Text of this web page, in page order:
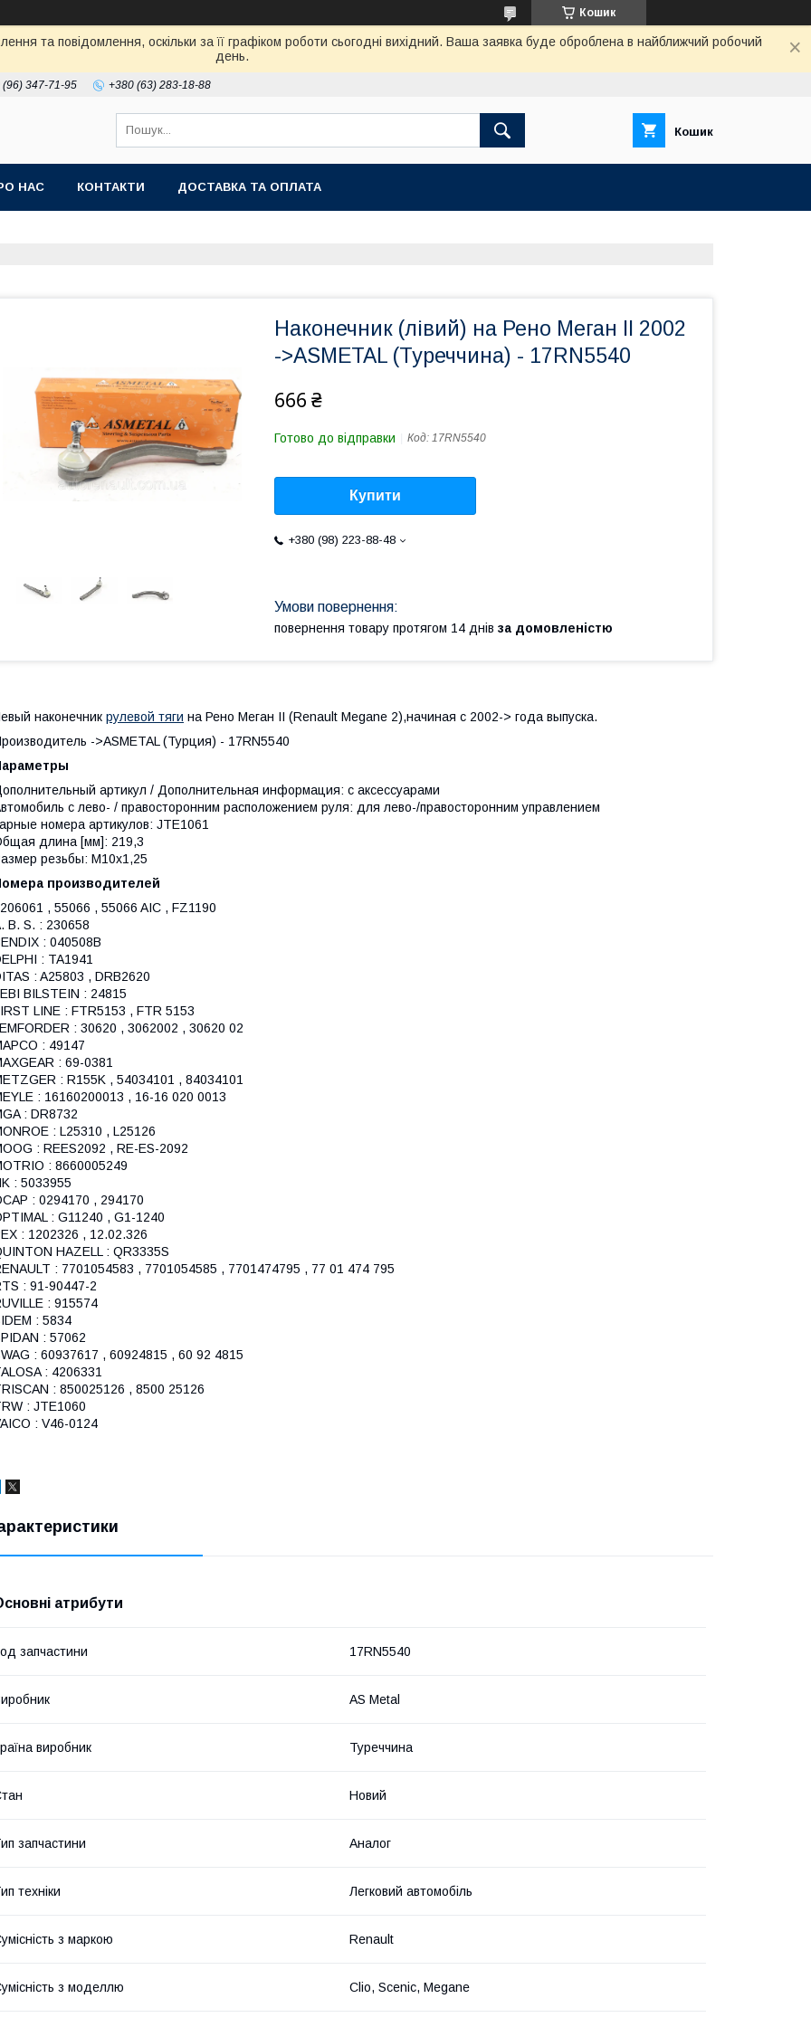
Кошик
та повідомлення, оскільки за її графіком роботи сьогодні вихідний. Ваша заявка буде оброблена в найближчий робочий
день.
(96) 347-71-95 +380 (63) 283-18-88
Кошик
НАС КОНТАКТИ ДОСТАВКА ТА ОПЛАТА
Наконечник (лівий) на Рено Меган II 2002
->ASMETAL (Туреччина) - 17RN5540
666 ₴
Готово до відправки Код: 17RN5540
Купити
+380 (98) 223-88-48
повернення товару протягом 14 днів за домовленістю
наконечник рулевой тяги на Рено Меган II (Renault Megane 2),начиная с 2002-> года выпуска.
->ASMETAL (Турция) - 17RN5540
артикул / Дополнительная информация: с аксессуарами
с лево- / правосторонним расположением руля: для лево-/правосторонним управлением
номера артикулов: JTE1061
длина [мм]: 219,3
резьбы: M10x1,25
производителей
, 55066 , 55066 AIC , FZ1190
B. S. : 230658
: 040508B
: TA1941
: A25803 , DRB2620
BILSTEIN : 24815
LINE : FTR5153 , FTR 5153
: 30620 , 3062002 , 30620 02
: 49147
: 69-0381
: R155K , 54034101 , 84034101
: 16160200013 , 16-16 020 0013
: DR8732
: L25310 , L25126
: REES2092 , RE-ES-2092
: 8660005249
: 5033955
: 0294170 , 294170
: G11240 , G1-1240
: 1202326 , 12.02.326
HAZELL : QR3335S
: 7701054583 , 7701054585 , 7701474795 , 77 01 474 795
: 91-90447-2
: 915574
: 5834
: 57062
: 60937617 , 60924815 , 60 92 4815
: 4206331
: 850025126 , 8500 25126
: JTE1060
: V46-0124
атрибути
запчастини 17RN5540
AS Metal
виробник Туреччина
Новий
запчастини Аналог
техніки Легковий автомобіль
з маркою Renault
з моделлю Clio, Scenic, Megane